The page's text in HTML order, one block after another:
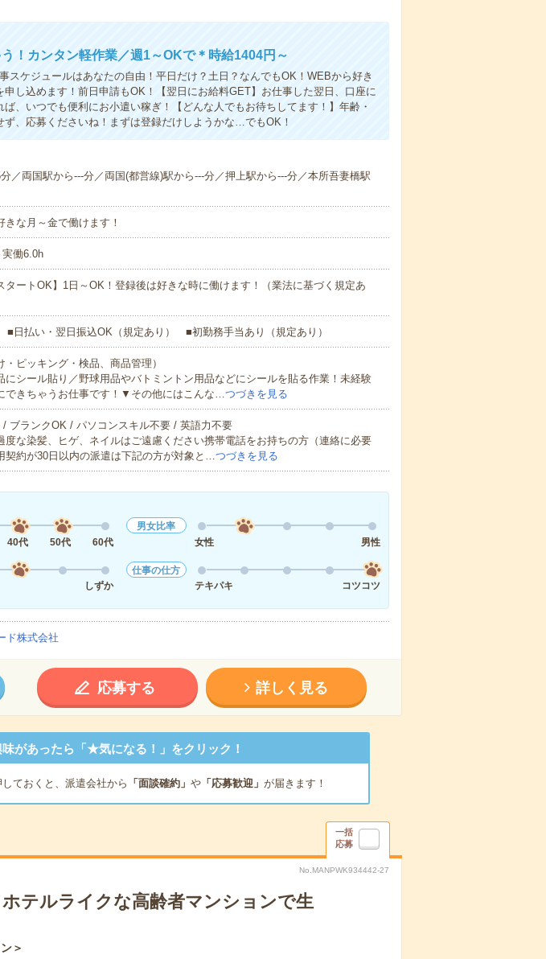
！カンタン軽作業／週1～OKで＊時給1404円～
スケジュールはあなたの自由！平日だけ？土日？なんでもOK！WEBから好き
申し込めます！前日申請もOK！【翌日にお給料GET】お仕事した翌日、口座に
、いつでも便利にお小遣い稼ぎ！【どんな人でもお待ちしてます！】年齢・
、応募くださいね！まずは登録だけしようかな…でもOK！
／両国駅から---分／両国(都営線)駅から---分／押上駅から---分／本所吾妻橋駅
きな月～金で働けます！
働6.0h
タートOK】1日～OK！登録後は好きな時に働けます！（業法に基づく規定あ
日払い・翌日振込OK（規定あり） ■初勤務手当あり（規定あり）
・ピッキング・検品、商品管理）
にシール貼り／野球用品やバトミントン用品などにシールを貼る作業！未経験
できちゃうお仕事です！▼その他にはこんな…つづきを見る
ブランクOK / パソコンスキル不要 / 英語力不要
度な染髪、ヒゲ、ネイルはご遠慮ください携帯電話をお持ちの方（連絡に必要
契約が30日以内の派遣は下記の方が対象と…つづきを見る
40代 50代 60代
男女比率
女性
男性
しずか
仕事の仕方
テキパキ
コツコツ
ド株式会社
応募する 詳しく見る
味があったら「★気になる！」をクリック！
しておくと、派遣会社から 「面談確約」 や「応募歓迎」 が届きます！
一括
応募
No.MANPWK934442-27
テルライクな高齢者マンションで生
＞